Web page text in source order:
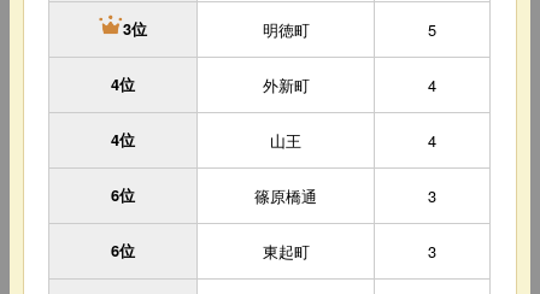
3位 明徳町 5
4位 外新町 4
4位 山王 4
6位 篠原橋通 3
6位 東起町 3